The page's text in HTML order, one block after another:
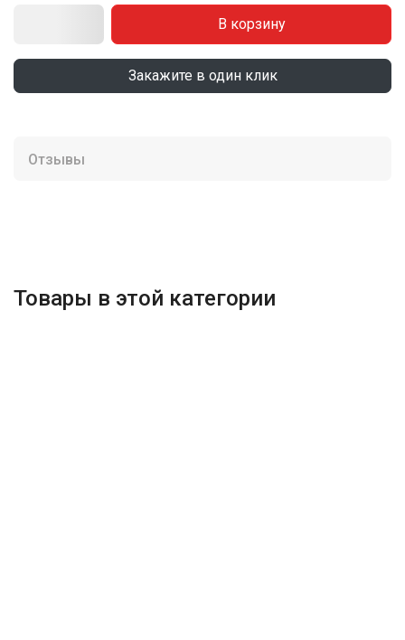
В корзину
Закажите в один клик
Отзывы
Товары в этой категории